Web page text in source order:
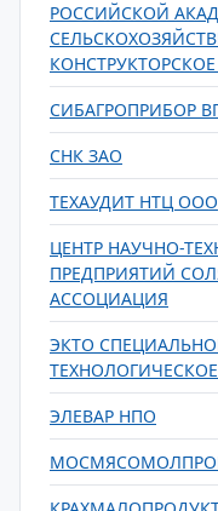
РОССИЙСКОЙ
СИБАГРОПРИБОР
СНК ЗАО
ТЕХАУДИТ НТЦ ООО
ЦЕНТР НАУЧНО-
ПРЕДПРИЯТИЙ
АССОЦИАЦИЯ
ЭКТО
ЭЛЕВАР НПО